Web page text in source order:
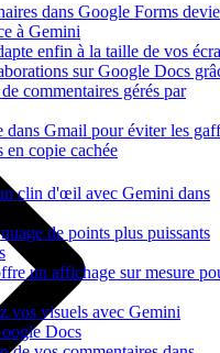
dans Google Forms
à Gemini
enfin à la taille de vos
sur Google Docs
commentaires gérés par
dans Gmail pour éviter les
en copie cachée
clin d'œil avec Gemini dans
de points plus puissants
un affichage sur mesure
vos visuels avec Gemini
Docs